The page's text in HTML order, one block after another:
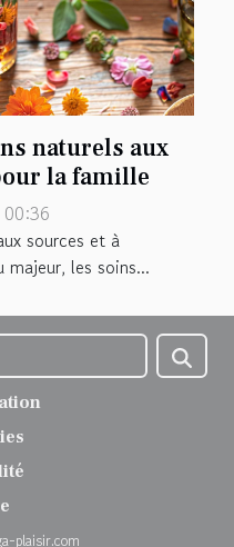
naturels aux
la famille
00:36
sources et à
les soins...
plaisir.com